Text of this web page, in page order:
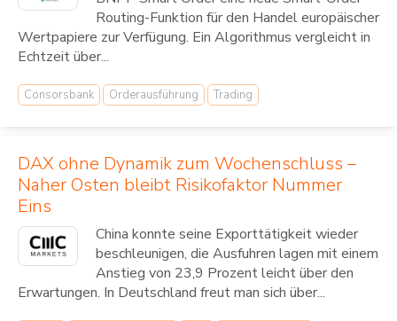
Routing-Funktion für den Handel europäischer
Wertpapiere zur Verfügung. Ein Algorithmus vergleicht in
Echtzeit über...
Consorsbank Orderausführung Trading
DAX ohne Dynamik zum Wochenschluss –
Naher Osten bleibt Risikofaktor Nummer
Eins
China konnte seine Exporttätigkeit wieder
beschleunigen, die Ausfuhren lagen mit einem
Anstieg von 23,9 Prozent leicht über den
Erwartungen. In Deutschland freut man sich über...